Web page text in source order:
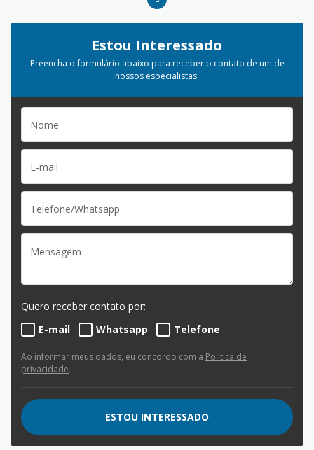
Estou Interessado
Preencha o formulário abaixo para receber o contato de um de
nossos especialistas:
Quero receber contato por:
E-mail
Whatsapp Telefone
Ao informar meus dados, eu concordo com a Política de
privacidade.
ESTOU INTERESSADO